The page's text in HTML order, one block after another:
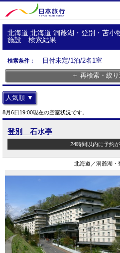
北海道 北海道 洞爺湖・登別・苫小
施設 検索結果
検索条件：
日付未定/1泊/2名1室
＋ 再検索・絞り
人気順 ▼
8月6日19:00現在の空室状況です。
登別 石水亭
24時間以内に予約
北海道／洞爺湖・